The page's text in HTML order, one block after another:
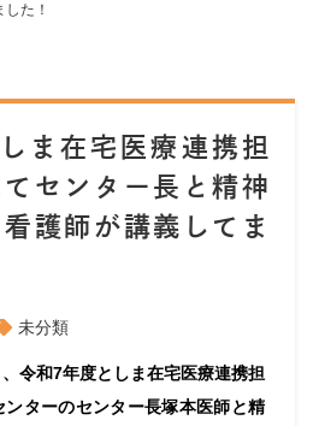
た！
ま在宅医療連携担
センター長と精神
護師が講義してま
未分類
令和7年度としま在宅医療連携担
ンターのセンター長塚本医師と精